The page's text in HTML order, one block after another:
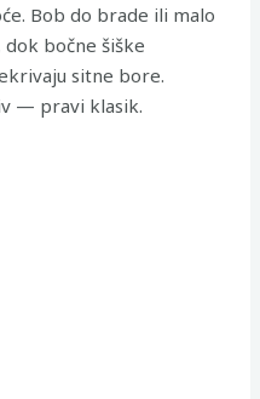
Bob do brade ili malo
bočne šiške
sitne bore.
— pravi klasik.